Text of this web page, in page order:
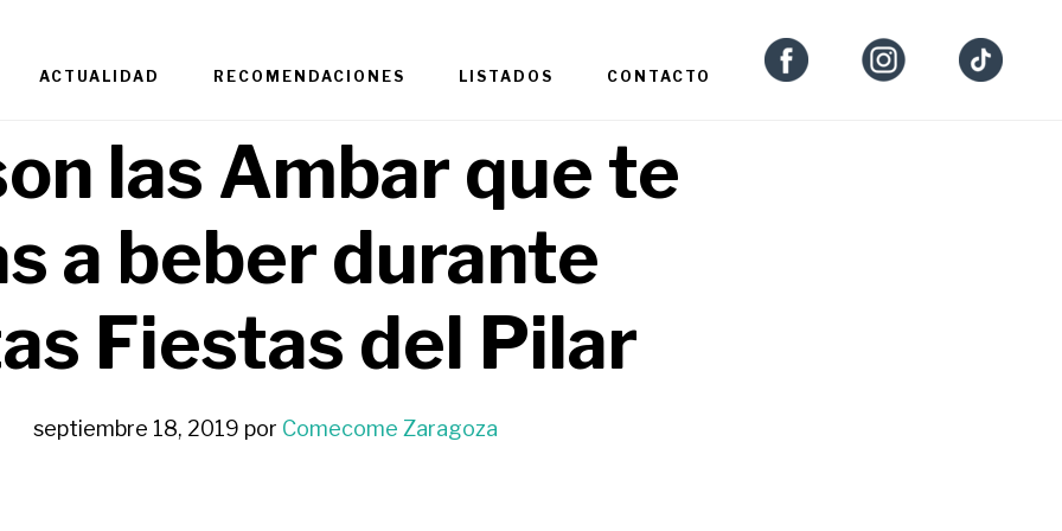
ACTUALIDAD RECOMENDACIONES LISTADOS CONTACTO
las Ambar que te
a beber durante
Fiestas del Pilar
septiembre 18, 2019 por Comecome Zaragoza